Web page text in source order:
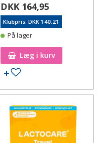
DKK 164,95
Klubpris: DKK 140,21
På lager
Læg i kurv
Tilføj til ønskeseddel